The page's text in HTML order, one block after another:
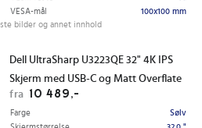
VESA-mål
100x100 mm
bilder og annet innhold
Dell UltraSharp U3223QE 32" 4K IPS
Skjerm med USB-C og Matt Overflate
fra 10 489,-
Farge
Sølv